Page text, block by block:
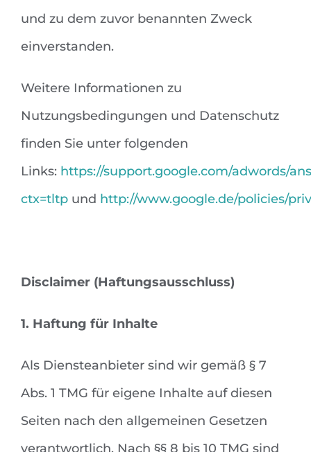
und zu dem zuvor benannten Zweck
einverstanden.
Weitere Informationen zu
Nutzungsbedingungen und Datenschutz
finden Sie unter folgenden
Links: https://support.google.com/adwords/
ctx=tltp und http://www.google.de/policies/
Disclaimer (Haftungsausschluss)
1. Haftung für Inhalte
Als Diensteanbieter sind wir gemäß § 7
Abs. 1 TMG für eigene Inhalte auf diesen
Seiten nach den allgemeinen Gesetzen
verantwortlich. Nach §§ 8 bis 10 TMG sind